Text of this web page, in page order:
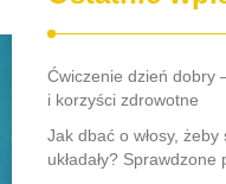
Ćwiczenie dzień dobry
i korzyści zdrowotne
Jak dbać o włosy, żeby
układały? Sprawdzone